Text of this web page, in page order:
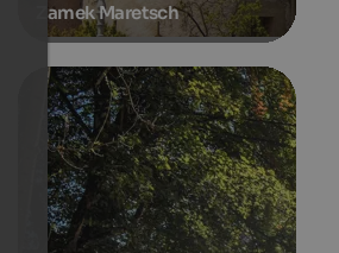
Zamek Maretsch